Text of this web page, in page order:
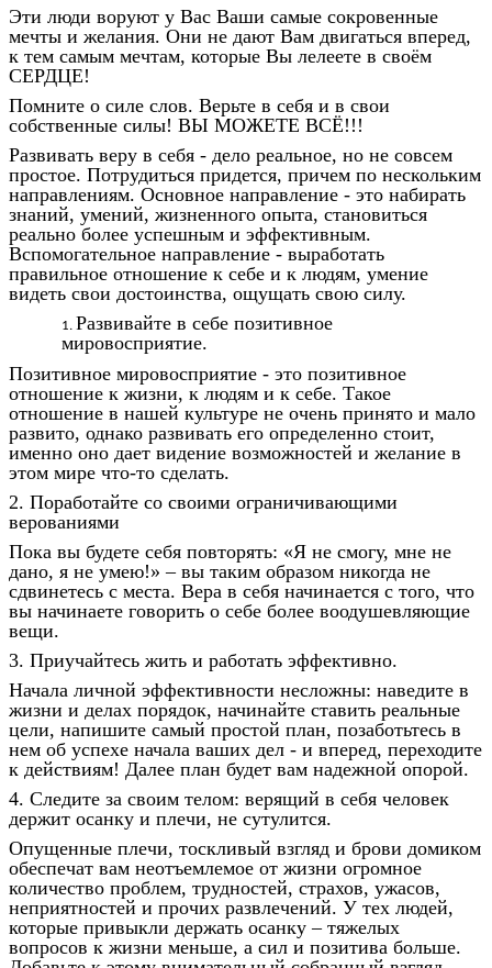
Эти люди воруют у Вас Ваши самые сокровенные
мечты и желания. Они не дают Вам двигаться вперед,
к тем самым мечтам, которые Вы лелеете в своём
СЕРДЦЕ!
Помните о силе слов. Верьте в себя и в свои
собственные силы! ВЫ МОЖЕТЕ ВСЁ!!!
Развивать веру в себя - дело реальное, но не совсем
простое. Потрудиться придется, причем по нескольким
направлениям. Основное направление - это набирать
знаний, умений, жизненного опыта, становиться
реально более успешным и эффективным.
Вспомогательное направление - выработать
правильное отношение к себе и к людям, умение
видеть свои достоинства, ощущать свою силу.
Развивайте в себе позитивное
мировосприятие.
Позитивное мировосприятие - это позитивное
отношение к жизни, к людям и к себе. Такое
отношение в нашей культуре не очень принято и мало
развито, однако развивать его определенно стоит,
именно оно дает видение возможностей и желание в
этом мире что-то сделать.
2. Поработайте со своими ограничивающими
верованиями
Пока вы будете себя повторять: «Я не смогу, мне не
дано, я не умею!» – вы таким образом никогда не
сдвинетесь с места. Вера в себя начинается с того, что
вы начинаете говорить о себе более воодушевляющие
вещи.
3. Приучайтесь жить и работать эффективно.
Начала личной эффективности несложны: наведите в
жизни и делах порядок, начинайте ставить реальные
цели, напишите самый простой план, позаботьтесь в
нем об успехе начала ваших дел - и вперед, переходите
к действиям! Далее план будет вам надежной опорой.
4. Следите за своим телом: верящий в себя человек
держит осанку и плечи, не сутулится.
Опущенные плечи, тоскливый взгляд и брови домиком
обеспечат вам неотъемлемое от жизни огромное
количество проблем, трудностей, страхов, ужасов,
неприятностей и прочих развлечений. У тех людей,
которые привыкли держать осанку – тяжелых
вопросов к жизни меньше, а сил и позитива больше.